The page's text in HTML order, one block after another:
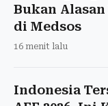
Bukan
di Medsos
16 menit lalu
Indonesia